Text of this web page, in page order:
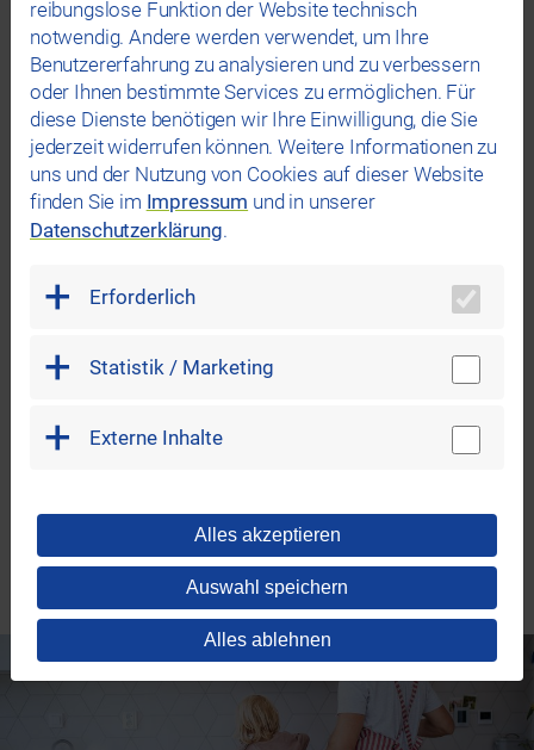
langlebigen LED-Lampen um. Achten Sie darauf,
dass die Lampen nur da leuchten, wo Sie sich aufhalten.
Überlegen Sie, ob in gewissen Bereichen, in denen Sie sich nur
kurz aufhalten, Bewegungsmelder sinnvoll sind.
Prüfen der Energieeffizienzklassen
Achten Sie beim Kauf von Haushaltsgeräten auf die
Energieeffizienzklassen
. Die etwas höheren
Anschaffungskosten sparen langfristig viel Energie. Sofern Sie
bereits denrewario.strom.natur.regio
von neuen Geräten.
reibungslose Funktion der Website technisch
notwendig. Andere werden verwendet, um Ihre
Benutzererfahrung zu analysieren und zu verbessern
oder Ihnen bestimmte Services zu ermöglichen. Für
diese Dienste benötigen wir Ihre Einwilligung, die Sie
jederzeit widerrufen können. Weitere Informationen zu
uns und der Nutzung von Cookies auf dieser Website
finden Sie im Impressum und in unserer
Datenschutzerklärung.
Erforderlich
Statistik / Marketing
Externe Inhalte
Alles akzeptieren
Auswahl speichern
Alles ablehnen